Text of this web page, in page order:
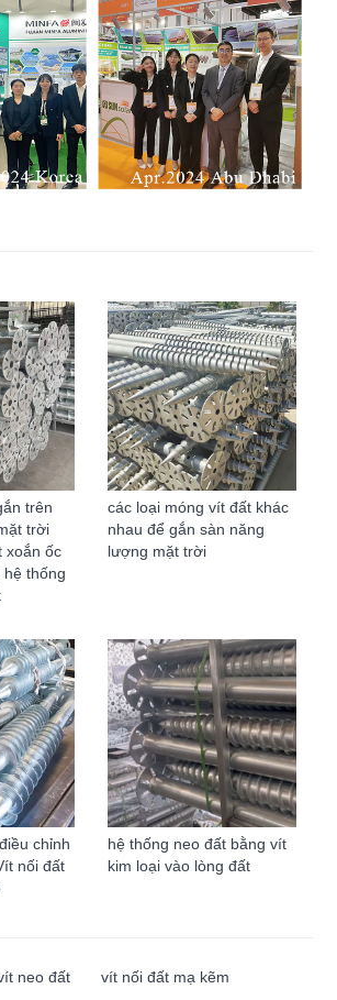
trên
trời
xoắn ốc
thống
các loại móng vít đất khác
nhau để gắn sàn năng
lượng mặt trời
chỉnh
nối đất
hệ thống neo đất bằng vít
kim loại vào lòng đất
neo đất
vít nối đất mạ kẽm